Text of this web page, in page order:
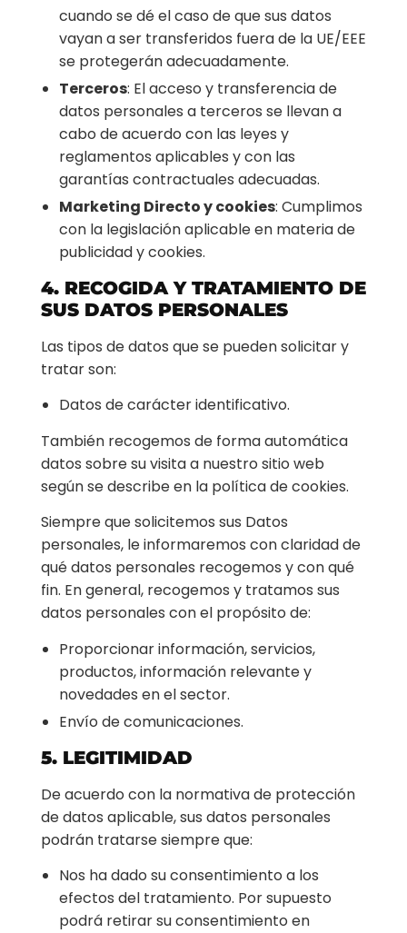
cuando se dé el caso de que sus datos
vayan a ser transferidos fuera de la UE/EEE
se protegerán adecuadamente.
Terceros: El acceso y transferencia de
datos personales a terceros se llevan a
cabo de acuerdo con las leyes y
reglamentos aplicables y con las
garantías contractuales adecuadas.
Marketing Directo y cookies: Cumplimos
con la legislación aplicable en materia de
publicidad y cookies.
4. RECOGIDA Y TRATAMIENTO DE
SUS DATOS PERSONALES
Las tipos de datos que se pueden solicitar y
tratar son:
Datos de carácter identificativo.
También recogemos de forma automática
datos sobre su visita a nuestro sitio web
según se describe en la política de cookies.
Siempre que solicitemos sus Datos
personales, le informaremos con claridad de
qué datos personales recogemos y con qué
fin. En general, recogemos y tratamos sus
datos personales con el propósito de:
Proporcionar información, servicios,
productos, información relevante y
novedades en el sector.
Envío de comunicaciones.
5. LEGITIMIDAD
De acuerdo con la normativa de protección
de datos aplicable, sus datos personales
podrán tratarse siempre que:
Nos ha dado su consentimiento a los
efectos del tratamiento. Por supuesto
podrá retirar su consentimiento en